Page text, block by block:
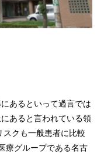
あるといって過言では
あると言われている領
クも一般患者に比較
療グループである名古